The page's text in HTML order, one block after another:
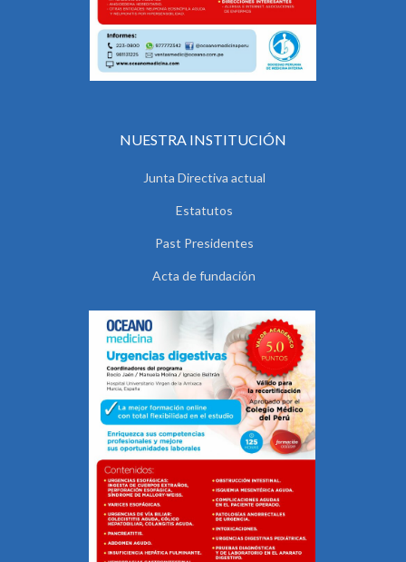
NUESTRA INSTITUCIÓN
Junta Directiva actual
Estatutos
Past Presidentes
Acta de fundación